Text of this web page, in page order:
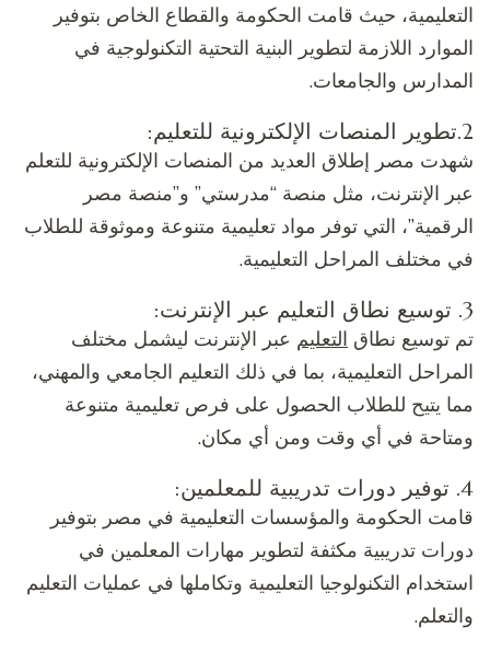
التعليمية، حيث قامت الحكومة والقطاع الخاص بتوفير
الموارد اللازمة لتطوير البنية التحتية التكنولوجية في
المدارس والجامعات.
2.تطوير المنصات الإلكترونية للتعليم:
شهدت مصر إطلاق العديد من المنصات الإلكترونية للتعلم
عبر الإنترنت، مثل منصة “مدرستي” و”منصة مصر
الرقمية”، التي توفر مواد تعليمية متنوعة وموثوقة للطلاب
في مختلف المراحل التعليمية.
3. توسيع نطاق التعليم عبر الإنترنت:
تم توسيع نطاق التعليم عبر الإنترنت ليشمل مختلف
المراحل التعليمية، بما في ذلك التعليم الجامعي والمهني،
مما يتيح للطلاب الحصول على فرص تعليمية متنوعة
ومتاحة في أي وقت ومن أي مكان.
4. توفير دورات تدريبية للمعلمين:
قامت الحكومة والمؤسسات التعليمية في مصر بتوفير
دورات تدريبية مكثفة لتطوير مهارات المعلمين في
استخدام التكنولوجيا التعليمية وتكاملها في عمليات التعليم
والتعلم.